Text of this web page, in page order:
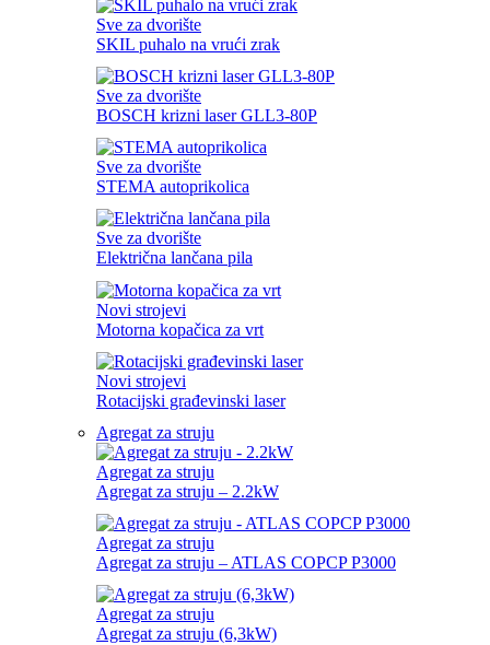
Sve za dvorište
SKIL puhalo na vrući zrak
Sve za dvorište
BOSCH krizni laser GLL3-80P
Sve za dvorište
STEMA autoprikolica
Sve za dvorište
Električna lančana pila
Novi strojevi
Motorna kopačica za vrt
Novi strojevi
Rotacijski građevinski laser
Agregat za struju
Agregat za struju
Agregat za struju – 2.2kW
Agregat za struju
Agregat za struju – ATLAS COPCP P3000
Agregat za struju
Agregat za struju (6,3kW)